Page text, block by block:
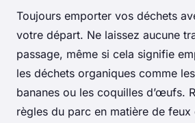
Toujours emporter vos déchets
votre départ. Ne laissez aucune
passage, même si cela signifie
les déchets organiques comme
bananes ou les coquilles d’œufs.
règles du parc en matière de feux